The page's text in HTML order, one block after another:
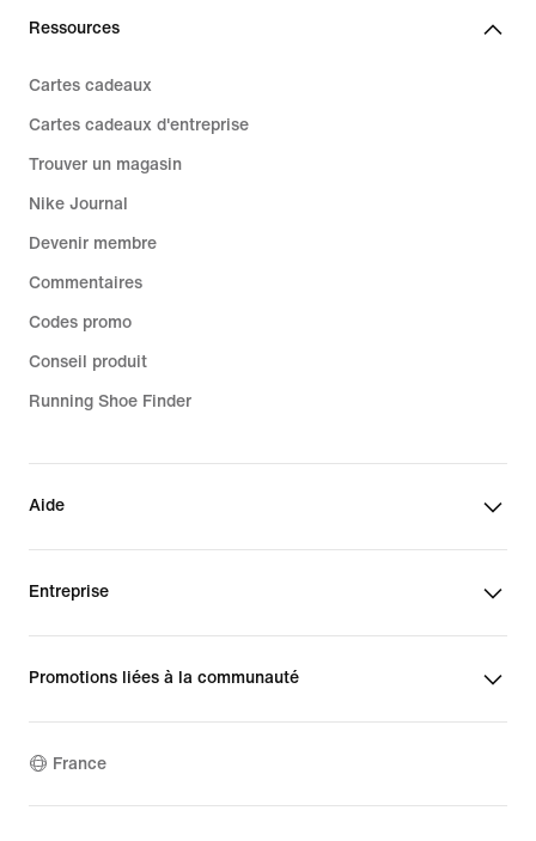
Ressources
Cartes cadeaux
Cartes cadeaux d'entreprise
Trouver un magasin
Nike Journal
Devenir membre
Commentaires
Codes promo
Conseil produit
Running Shoe Finder
Aide
Entreprise
Promotions liées à la communauté
France